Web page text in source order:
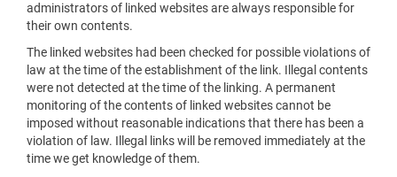
administrators of linked websites are always responsible for
their own contents.
The linked websites had been checked for possible violations of
law at the time of the establishment of the link. Illegal contents
were not detected at the time of the linking. A permanent
monitoring of the contents of linked websites cannot be
imposed without reasonable indications that there has been a
violation of law. Illegal links will be removed immediately at the
time we get knowledge of them.